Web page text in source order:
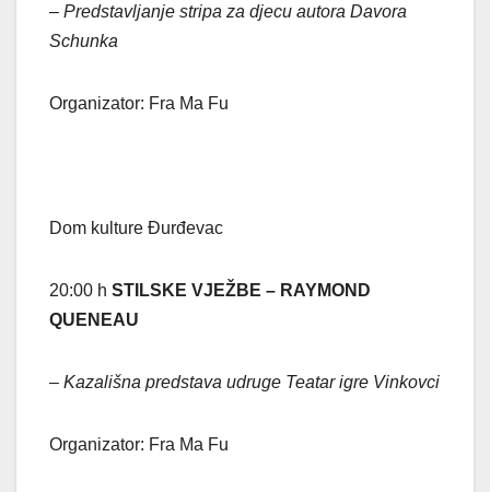
– Predstavljanje stripa za djecu autora Davora
Schunka
Organizator: Fra Ma Fu
Dom kulture Đurđevac
20:00 h STILSKE VJEŽBE – RAYMOND
QUENEAU
– Kazališna predstava udruge Teatar igre Vinkovci
Organizator: Fra Ma Fu